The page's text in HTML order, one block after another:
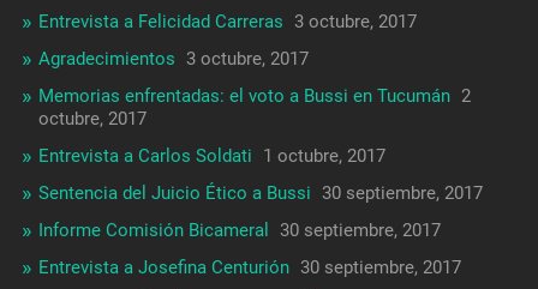
Entrevista a Felicidad Carreras 3 octubre, 2017
Agradecimientos 3 octubre, 2017
Memorias enfrentadas: el voto a Bussi en Tucumán 2
octubre, 2017
Entrevista a Carlos Soldati
1 octubre, 2017
Sentencia del Juicio Ético a Bussi 30 septiembre, 2017
Informe Comisión Bicameral
30 septiembre, 2017
Entrevista a Josefina Centurión 30 septiembre, 2017